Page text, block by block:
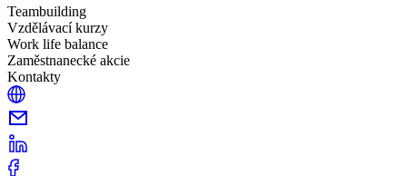
Teambuilding
Vzdělávací kurzy
Work life balance
Zaměstnanecké akcie
Kontakty